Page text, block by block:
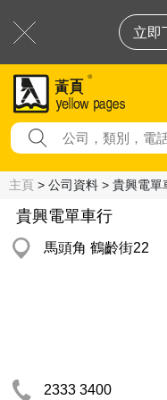
立即
主頁 > 公司資料 > 貴興電單
貴興電單車行
馬頭角 鶴齡街22
2333 3400